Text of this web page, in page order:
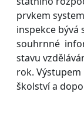
prvkem
inspekce bývá
souhrnné
stavu
rok.
školství a